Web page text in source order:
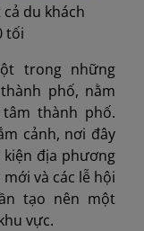
du khách
tối
trong những
phố, nằm
thành phố.
cảnh, nơi đây
địa phương
và các lễ hội
tạo nên một
vực.